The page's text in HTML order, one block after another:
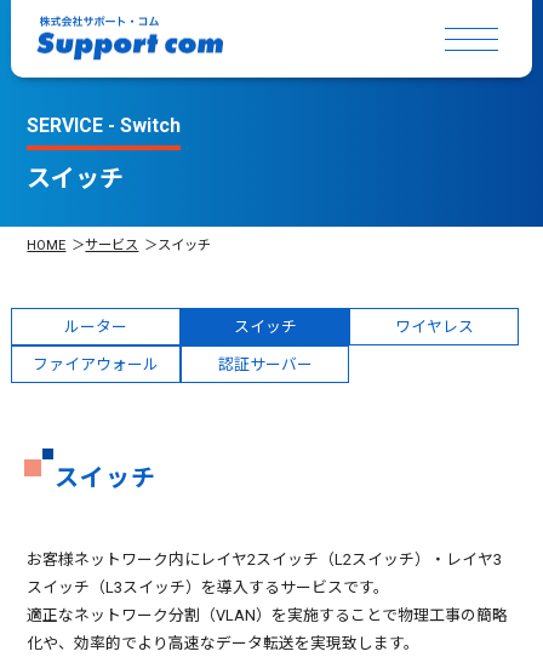
SERVICE - Switch
スイッチ
HOME サービス スイッチ
ルーター スイッチ ワイヤレス
ファイアウォール 認証サーバー
スイッチ
お客様ネットワーク内にレイヤ2スイッチ（L2スイッチ）・レイヤ3
スイッチ（L3スイッチ）を導入するサービスです。
適正なネットワーク分割（VLAN）を実施することで物理工事の簡略
化や、効率的でより高速なデータ転送を実現致します。